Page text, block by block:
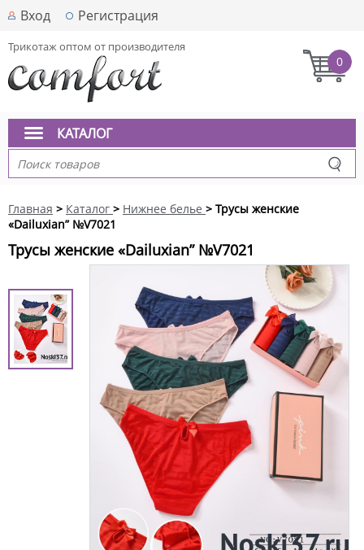
Вход Регистрация
Трикотаж оптом от производителя
0
КАТАЛОГ
Главная > Каталог > Нижнее белье > Трусы женские
«Dailuxian” №V7021
Трусы женские «Dailuxian” №V7021